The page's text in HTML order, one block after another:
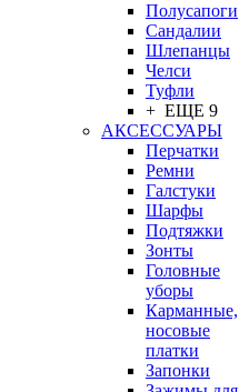
Полусапоги
Сандалии
Шлепанцы
Челси
Туфли
+ ЕЩЕ 9
АКСЕССУАРЫ
Перчатки
Ремни
Галстуки
Шарфы
Подтяжки
Зонты
Головные
уборы
Карманные,
носовые
платки
Запонки